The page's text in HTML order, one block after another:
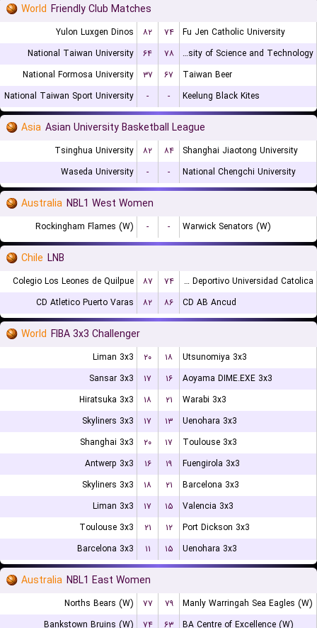
World Friendly Club Matches
Yulon Luxgen Dinos ۸۲ ۷۴
Fu Jen Catholic University
National Taiwan University
۶۴ ۷۸
Chien Hsin University of Science and Technology
National Formosa University
۳۷ ۶۷
Taiwan Beer
National Taiwan Sport University
- - Keelung Black Kites
Asia Asian University Basketball League
Tsinghua University ۸۲ ۸۴
Shanghai Jiaotong University
Waseda University
- - National Chengchi University
Australia NBL1 West Women
Rockingham Flames (W) - - Warwick Senators (W)
Chile LNB
Colegio Los Leones de Quilpue ۸۷ ۷۴
Club Deportivo Universidad Catolica
CD Atletico Puerto Varas
۸۲ ۸۶ CD AB Ancud
World FIBA 3x3 Challenger
Liman 3x3 ۲۰ ۱۸
Utsunomiya 3x3
Sansar 3x3
۱۷ ۱۶
Aoyama DIME.EXE 3x3
Hiratsuka 3x3
۱۸ ۲۱
Warabi 3x3
Skyliners 3x3
۱۷ ۱۳
Uenohara 3x3
Shanghai 3x3
۲۰ ۱۷
Toulouse 3x3
Antwerp 3x3
۱۶ ۱۹
Fuengirola 3x3
Skyliners 3x3
۱۸ ۲۱
Barcelona 3x3
Liman 3x3
۱۷ ۱۵
Valencia 3x3
Toulouse 3x3
۲۱ ۱۲
Port Dickson 3x3
Barcelona 3x3
۱۱ ۱۵ Uenohara 3x3
Australia NBL1 East Women
Norths Bears (W) ۷۷ ۷۹
Manly Warringah Sea Eagles (W)
Bankstown Bruins (W)
۷۴ ۶۳ BA Centre of Excellence (W)